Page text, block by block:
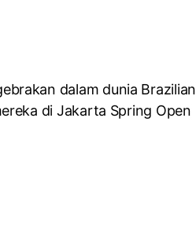
dalam dunia Brazilian
di Jakarta Spring Open